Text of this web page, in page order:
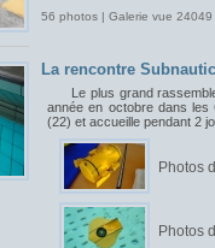
56 photos | Galerie vue 24049
La rencontre
Le plus grand
année en octobre dans les
(22) et accueille pendant 2
Photos
Photos